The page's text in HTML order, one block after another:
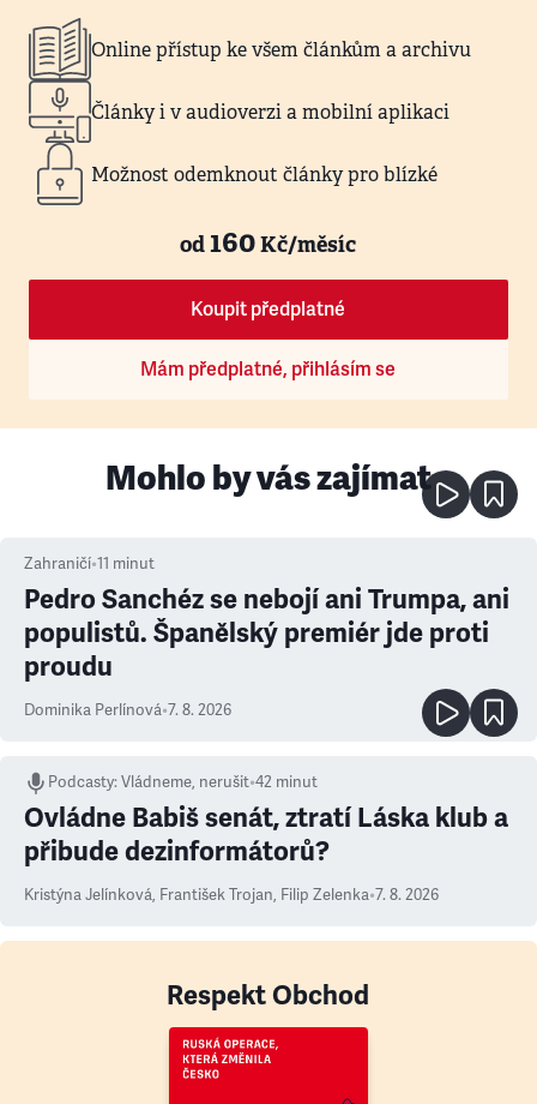
Online přístup ke všem článkům a archivu
Články i v audioverzi a mobilní aplikaci
Možnost odemknout články pro blízké
od160Kč/měsíc
Koupit předplatné
Mám předplatné, přihlásím se
Mohlo by vás zajímat
Zahraničí•11 minut
Pedro Sanchéz se nebojí ani Trumpa, ani
populistů. Španělský premiér jde proti
proudu
Dominika Perlínová•7. 8. 2026
Podcasty:Vládneme, nerušit•42 minut
Ovládne Babiš senát, ztratí Láska klub a
přibude dezinformátorů?
Kristýna Jelínková, František Trojan, Filip Zelenka•7. 8. 2026
Respekt Obchod